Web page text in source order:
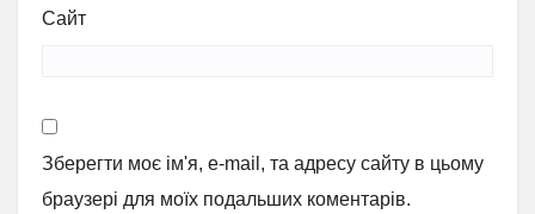
Сайт
Зберегти моє ім'я, e-mail, та адресу сайту в цьому
браузері для моїх подальших коментарів.